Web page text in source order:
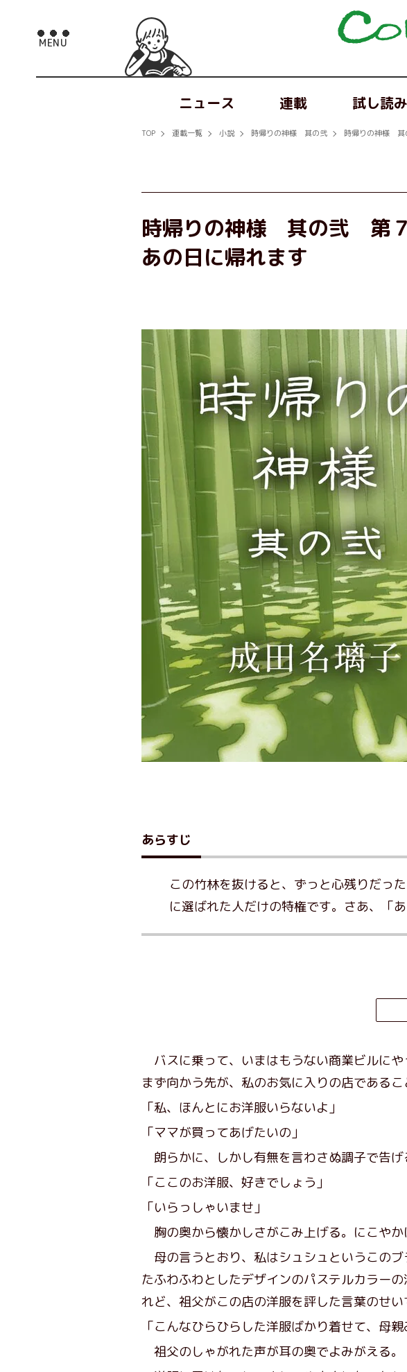
ニュース 連載 試し読み
TOP 連載一覧 小説 時帰りの神様 其の弐 時帰りの神様 其
時帰りの神様 其の弐 第
あの日に帰れます
あらすじ
この竹林を抜けると、ずっと心残りだっ
に選ばれた人だけの特権です。さあ、「
バスに乗って、いまはもうない商業ビルに
まず向かう先が、私のお気に入りの店であるこ
「私、ほんとにお洋服いらないよ」
「ママが買ってあげたいの」
朗らかに、しかし有無を言わさぬ調子で告げ
「ここのお洋服、好きでしょう」
「いらっしゃいませ」
胸の奥から懐かしさがこみ上げる。にこやか
母の言うとおり、私はシュシュというこの
たふわふわとしたデザインのパステルカラー
れど、祖父がこの店の洋服を評した言葉のせ
「こんなひらひらした洋服ばかり着せて、母
祖父のしゃがれた声が耳の奥でよみがえる。